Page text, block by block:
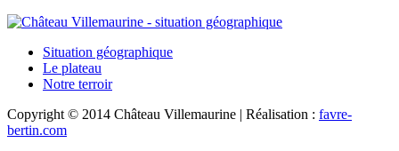
Situation géographique
Le plateau
Notre terroir
Copyright © 2014 Château Villemaurine | Réalisation : favre-
bertin.com